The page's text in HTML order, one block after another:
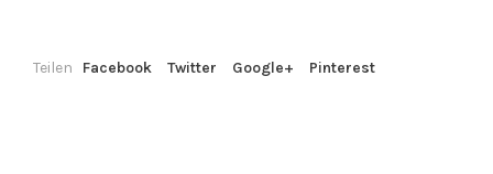
Teilen Facebook Twitter Google+ Pinterest